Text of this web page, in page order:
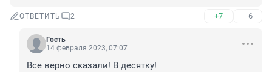
ОТВЕТИТЬ 2 +7 –6
Гость
14 февраля 2023, 07:07
Все верно сказали! В десятку!